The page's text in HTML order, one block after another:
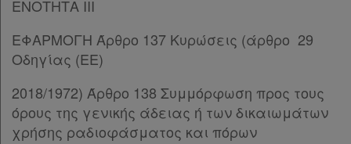
Άρθρο 83
Παρ.2
ΚΕΦΑΛΑΙΟ ΙΒ΄
Άρθρο 84 [-]
Παρ.1
Παρ.2
ΕΝΟΤΗΤΑ III
ΕΦΑΡΜΟΓΗ Άρθρο 137 Κυρώσεις (άρθρο 29
Οδηγίας (ΕΕ)
2018/1972) Άρθρο 138 Συμμόρφωση προς τους
όρους της γενικής άδειας ή των δικαιωμάτων
χρήσης ραδιοφάσματος και πόρων